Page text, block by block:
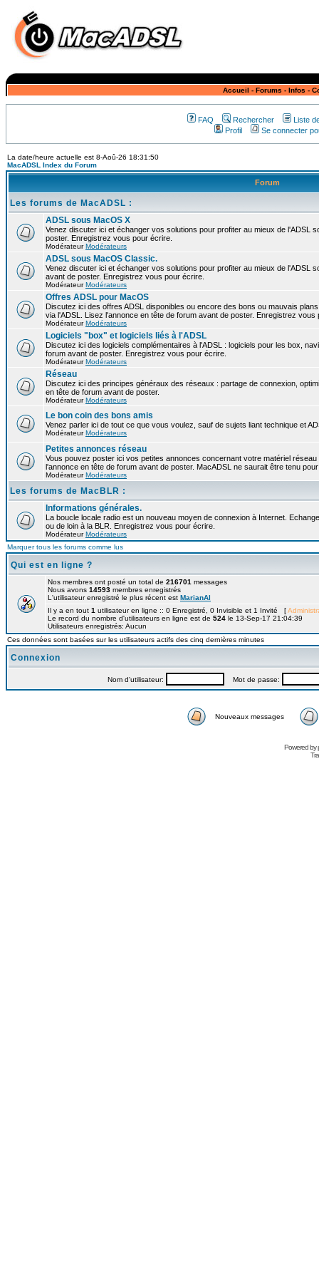
Accueil - Forums - Infos -
FAQ Rechercher
Liste
Profil
Se connecter
La date/heure actuelle est 8-Aoû-26 18:31:50
MacADSL Index du Forum
Forum
Les forums de MacADSL :
ADSL sous MacOS X
Venez discuter ici et échanger vos solutions pour profiter au mieux de l'ADSL
poster. Enregistrez vous pour écrire.
ModérateurModérateurs
ADSL sous MacOS Classic.
Venez discuter ici et échanger vos solutions pour profiter au mieux de l'ADSL
avant de poster. Enregistrez vous pour écrire.
ModérateurModérateurs
Offres ADSL pour MacOS
Discutez ici des offres ADSL disponibles ou encore des bons ou mauvais
via l'ADSL. Lisez l'annonce en tête de forum avant de poster. Enregistrez vous
ModérateurModérateurs
Logiciels "box" et logiciels liés à l'ADSL
Discutez ici des logiciels complémentaires à l'ADSL : logiciels pour les box,
forum avant de poster. Enregistrez vous pour écrire.
ModérateurModérateurs
Réseau
Discutez ici des principes généraux des réseaux : partage de connexion,
en tête de forum avant de poster.
ModérateurModérateurs
Le bon coin des bons amis
Venez parler ici de tout ce que vous voulez, sauf de sujets liant technique et
ModérateurModérateurs
Petites annonces réseau
Vous pouvez poster ici vos petites annonces concernant votre matériel
l'annonce en tête de forum avant de poster. MacADSL ne saurait être tenu
ModérateurModérateurs
Les forums de MacBLR :
Informations générales.
La boucle locale radio est un nouveau moyen de connexion à Internet.
ou de loin à la BLR. Enregistrez vous pour écrire.
ModérateurModérateurs
Marquer tous les forums comme lus
Qui est en ligne ?
Nos membres ont posté un total de 216701 messages
Nous avons 14593 membres enregistrés
L'utilisateur enregistré le plus récent est MarianAl
Il y a en tout 1 utilisateur en ligne :: 0 Enregistré, 0 Invisible et 1 Invité [
Le record du nombre d'utilisateurs en ligne est de 524 le 13-Sep-17 21:04:39
Utilisateurs enregistrés: Aucun
Ces données sont basées sur les utilisateurs actifs des cinq dernières minutes
Connexion
Nom d'utilisateur: Mot de passe:
Nouveaux messages
Powered by